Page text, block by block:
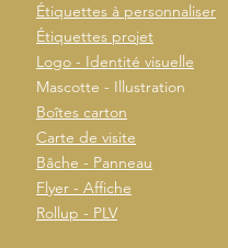
Étiquettes à personnaliser
Étiquettes projet
Logo - Identité visuelle
Mascotte - Illustration
Boîtes carton
Carte de visite
Bâche - Panneau
Flyer - Affiche
Rollup - PLV